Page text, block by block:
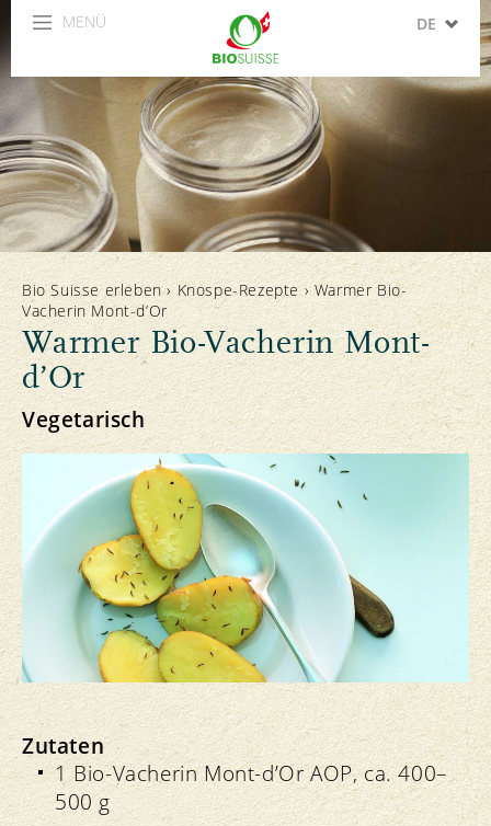
MENÜ DE
ES
Bio Suisse erleben› Knospe-Rezepte› Warmer Bio-
Vacherin Mont-d’Or
Warmer Bio-Vacherin Mont-
d’Or
Vegetarisch
Zutaten
1 Bio-Vacherin Mont-d’Or AOP, ca. 400–
500 g